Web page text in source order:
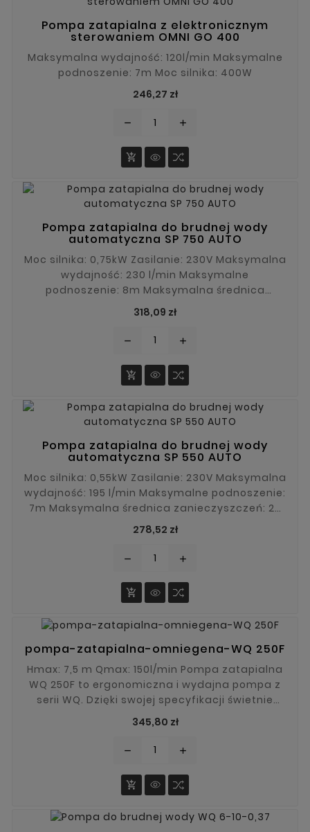
Pompa zatapialna z elektronicznym
sterowaniem OMNI GO 400
Maksymalna wydajność: 120l/min Maksymalne
podnoszenie: 7m Moc silnika: 400W
246,27 złCena
remove add

Pompa zatapialna do brudnej wody
automatyczna SP 750 AUTO
Moc silnika: 0,75kW Zasilanie: 230V Maksymalna
wydajność: 230 l/min Maksymalne
podnoszenie: 8m Maksymalna średnica
zanieczyszczeń: 25 mm Kabel fabryczny: 10 m
318,09 złCena
remove add

Pompa zatapialna do brudnej wody
automatyczna SP 550 AUTO
Moc silnika: 0,55kW Zasilanie: 230V Maksymalna
wydajność: 195 l/min Maksymalne podnoszenie:
7m Maksymalna średnica zanieczyszczeń: 25
mm Kabel fabryczny: 10m
278,52 złCena
remove add

pompa-zatapialna-omniegena-WQ 250F
Hmax: 7,5 m Qmax: 150l/min Pompa zatapialna
WQ 250F to ergonomiczna i wydajna pompa z
serii WQ. Dzięki swojej specyfikacji świetnie
sprawdzi się jako pompa do szamba lub pompa
do brudnej wody.
345,80 złCena
remove add
